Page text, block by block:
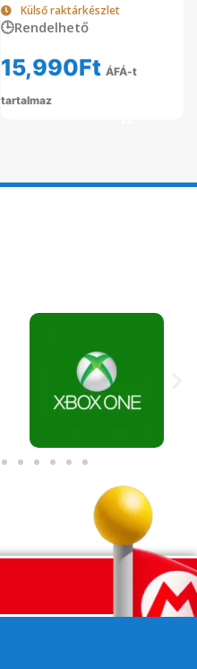
Külső raktárkészlet
🕒Rendelhető
15,990Ft ÁFÁ-t
tartalmaz